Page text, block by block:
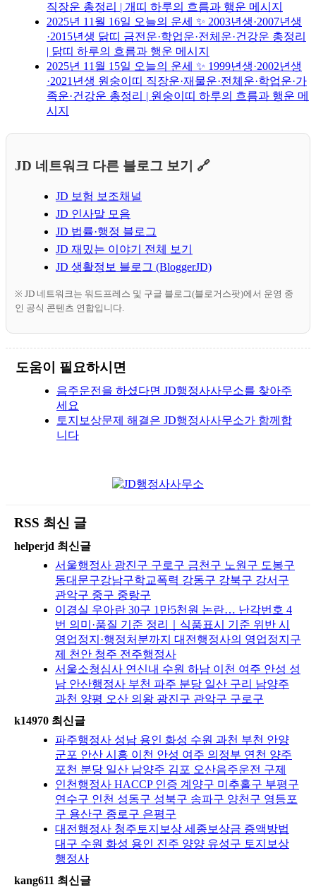
직장운 총정리 | 개띠 하루의 흐름과 행운 메시지
2025년 11월 16일 오늘의 운세 ✨ 2003년생·2007년생
·2015년생 닭띠 금전운·학업운·전체운·건강운 총정리
| 닭띠 하루의 흐름과 행운 메시지
2025년 11월 15일 오늘의 운세 ✨ 1999년생·2002년생
·2021년생 원숭이띠 직장운·재물운·전체운·학업운·가
족운·건강운 총정리 | 원숭이띠 하루의 흐름과 행운 메
시지
JD 네트워크 다른 블로그 보기 🔗
JD 보험 보조채널
JD 인사말 모음
JD 법률·행정 블로그
JD 재밌는 이야기 전체 보기
JD 생활정보 블로그 (BloggerJD)
※ JD 네트워크는 워드프레스 및 구글 블로그(블로거스팟)에서 운영 중
인 공식 콘텐츠 연합입니다.
도움이 필요하시면
음주운전을 하셨다면 JD행정사사무소를 찾아주
세요
토지보상문제 해결은 JD행정사사무소가 함께합
니다
RSS 최신 글
helperjd 최신글
서울행정사 광진구 구로구 금천구 노원구 도봉구
동대문구강남구학교폭력 강동구 강북구 강서구
관악구 중구 중랑구
이경실 우아란 30구 1만5천원 논란… 난각번호 4
번 의미·품질 기준 정리｜식품표시 기준 위반 시
영업정지·행정처분까지 대전행정사의 영업정지구
제 천안 청주 전주행정사
서울소청심사 연신내 수원 하남 이천 여주 안성 성
남 안산행정사 부천 파주 분당 일산 구리 남양주
과천 양평 오산 의왕 광진구 관악구 구로구
k14970 최신글
파주행정사 성남 용인 화성 수원 과천 부천 안양
군포 안산 시흥 이천 안성 여주 의정부 연천 양주
포천 분당 일산 남양주 김포 오산음주운전 구제
인천행정사 HACCP 인증 계양구 미추홀구 부평구
연수구 인천 성동구 성북구 송파구 양천구 영등포
구 용산구 종로구 은평구
대전행정사 청주토지보상 세종보상금 증액방법
대구 수원 화성 용인 진주 양양 유성구 토지보상
행정사
kang611 최신글